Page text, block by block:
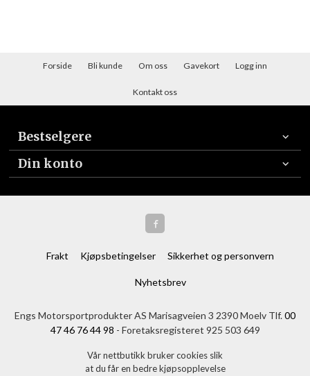
Forside Bli kunde Om oss Gavekort Logg inn
Kontakt oss
Bestselgere
Din konto
Frakt Kjøpsbetingelser Sikkerhet og personvern
Nyhetsbrev
Engs Motorsportprodukter AS Marisagveien 3 2390 Moelv Tlf.00
47 46 76 44 98 - Foretaksregisteret 925 503 649
Vår nettbutikk bruker cookies slik
at du får en bedre kjøpsopplevelse